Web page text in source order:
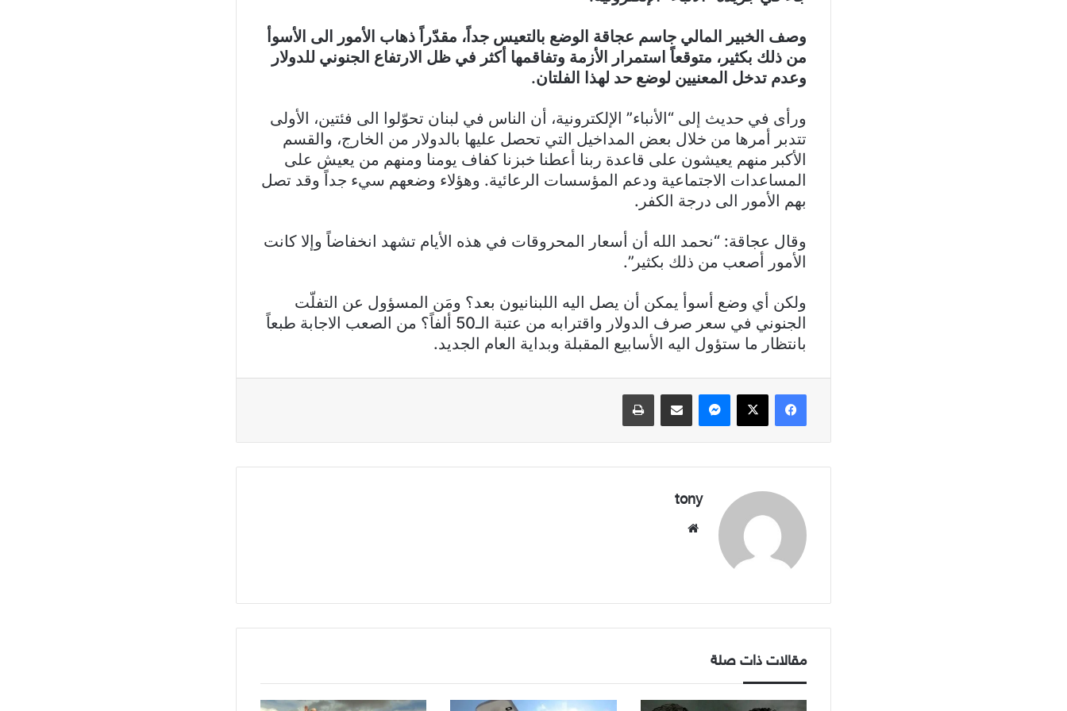
وصف الخبير المالي جاسم عجاقة الوضع بالتعيس جداً، مقدّراً ذهاب الأمور الى الأسوأ
من ذلك بكثير، متوقعاً استمرار الأزمة وتفاقمها أكثر في ظل الارتفاع الجنوني للدولار
وعدم تدخل المعنيين لوضع حد لهذا الفلتان.
ورأى في حديث إلى “الأنباء” الإلكترونية، أن الناس في لبنان تحوّلوا الى فئتين، الأولى
تتدبر أمرها من خلال بعض المداخيل التي تحصل عليها بالدولار من الخارج، والقسم
الأكبر منهم يعيشون على قاعدة ربنا أعطنا خبزنا كفاف يومنا ومنهم من يعيش على
المساعدات الاجتماعية ودعم المؤسسات الرعائية. وهؤلاء وضعهم سيء جداً وقد تصل
بهم الأمور الى درجة الكفر.
وقال عجاقة: “نحمد الله أن أسعار المحروقات في هذه الأيام تشهد انخفاضاً وإلا كانت
الأمور أصعب من ذلك بكثير”.
ولكن أي وضع أسوأ يمكن أن يصل اليه اللبنانيون بعد؟ ومَن المسؤول عن التفلّت
الجنوني في سعر صرف الدولار واقترابه من عتبة الـ50 ألفاً؟ من الصعب الاجابة طبعاً
بانتظار ما ستؤول اليه الأسابيع المقبلة وبداية العام الجديد.
فيسبوك X ماسنجر مشاركة عبر البريد طباعة
tony
مقالات ذات صلة